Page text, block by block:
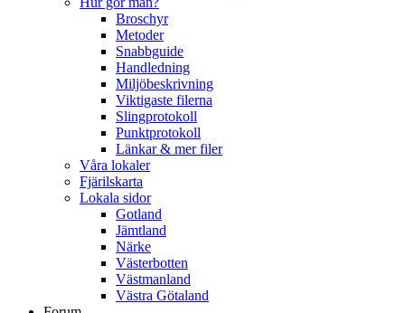
Broschyr
Metoder
Snabbguide
Handledning
Miljöbeskrivning
Viktigaste filerna
Slingprotokoll
Punktprotokoll
Länkar & mer filer
Våra lokaler
Fjärilskarta
Lokala sidor
Gotland
Jämtland
Närke
Västerbotten
Västmanland
Västra Götaland